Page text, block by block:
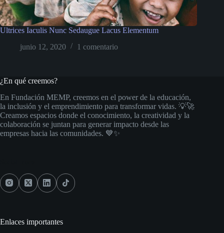
Ultrices Iaculis Nunc Sedaugue Lacus Elementum
junio 12, 2020
1 comentario
¿En qué creemos?
En Fundación MEMP, creemos en el power de la educación,
la inclusión y el emprendimiento para transformar vidas. 💡🚀
Creamos espacios donde el conocimiento, la creatividad y la
colaboración se juntan para generar impacto desde las
empresas hacia las comunidades. 💙✨
Enlaces importantes